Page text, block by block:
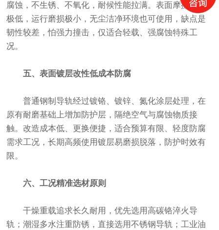
腐蚀，不生锈、不氧化，耐候性能拉满。表面摩擦系数
极低，运行磨损极小，无尘洁净环境也可使用，缺点是
韧性较差，怕强力撞击，仅适合轻载、强腐蚀特殊工
况。
五、表面镀层改性低成本防腐
普通钢制导轨经过镀铬、镀锌、氮化涂层处理，在
原有耐磨基础上增加防护层，隔绝空气与腐蚀物质接
触。改造成本低、更换便捷，适合预算有限、轻度防腐
需求工况，长期高频使用镀层易磨损脱落，防护时效有
限。
六、工况精准选材原则
干燥重载追求长久耐用，优先选用高碳铬淬火导
轨；潮湿多水注重防锈，直接选用不锈钢导轨；工业油